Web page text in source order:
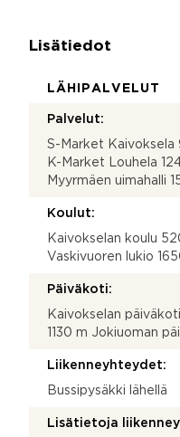
Lisätiedot
LÄHIPALVELUT
Palvelut:
S-Market Kaivoksela
K-Market Louhela
Myyrmäen uimahalli
Koulut:
Kaivokselan koulu
Vaskivuoren lukio
Päiväkoti:
Kaivokselan
1130 m Jokiuoman
Liikenneyhteydet:
Bussipysäkki lähellä
Lisätietoja